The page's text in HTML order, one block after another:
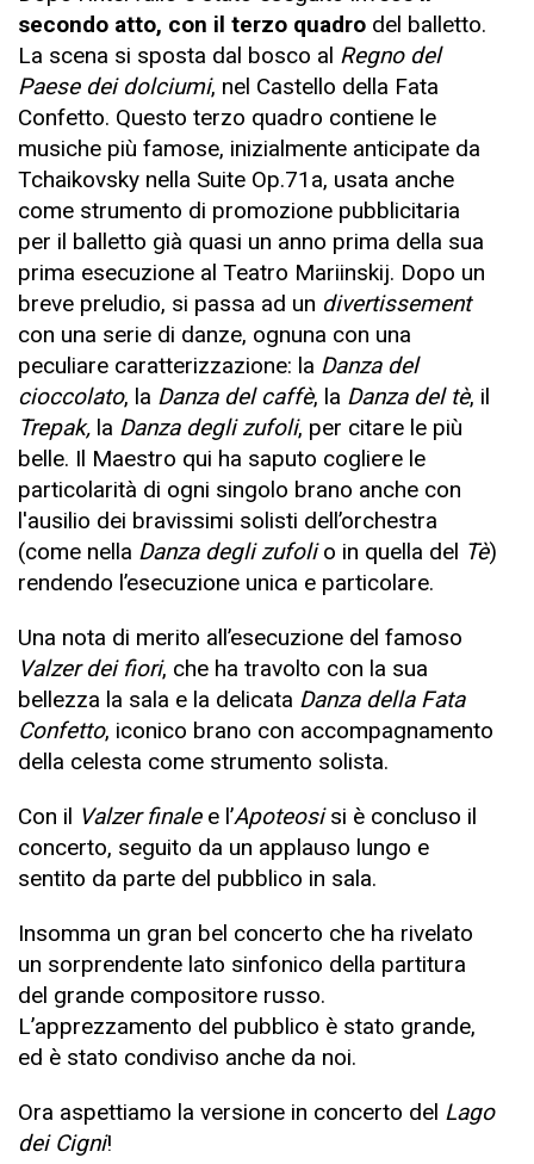
secondo atto, con il terzo quadro del balletto.
La scena si sposta dal bosco al Regno del
Paese dei dolciumi, nel Castello della Fata
Confetto. Questo terzo quadro contiene le
musiche più famose, inizialmente anticipate da
Tchaikovsky nella Suite Op.71a, usata anche
come strumento di promozione pubblicitaria
per il balletto già quasi un anno prima della sua
prima esecuzione al Teatro Mariinskij. Dopo un
breve preludio, si passa ad un divertissement
con una serie di danze, ognuna con una
peculiare caratterizzazione: la Danza del
cioccolato, la Danza del caffè, la Danza del tè, il
Trepak, la Danza degli zufoli, per citare le più
belle. Il Maestro qui ha saputo cogliere le
particolarità di ogni singolo brano anche con
l'ausilio dei bravissimi solisti dell’orchestra
(come nella Danza degli zufolio in quella del Tè)
rendendo l’esecuzione unica e particolare.
Una nota di merito all’esecuzione del famoso
Valzer dei fiori, che ha travolto con la sua
bellezza la sala e la delicata Danza della Fata
Confetto, iconico brano con accompagnamento
della celesta come strumento solista.
Con il Valzer finalee l’Apoteosisi è concluso il
concerto, seguito da un applauso lungo e
sentito da parte del pubblico in sala.
Insomma un gran bel concerto che ha rivelato
un sorprendente lato sinfonico della partitura
del grande compositore russo.
L’apprezzamento del pubblico è stato grande,
ed è stato condiviso anche da noi.
Ora aspettiamo la versione in concerto del Lago
dei Cigni!